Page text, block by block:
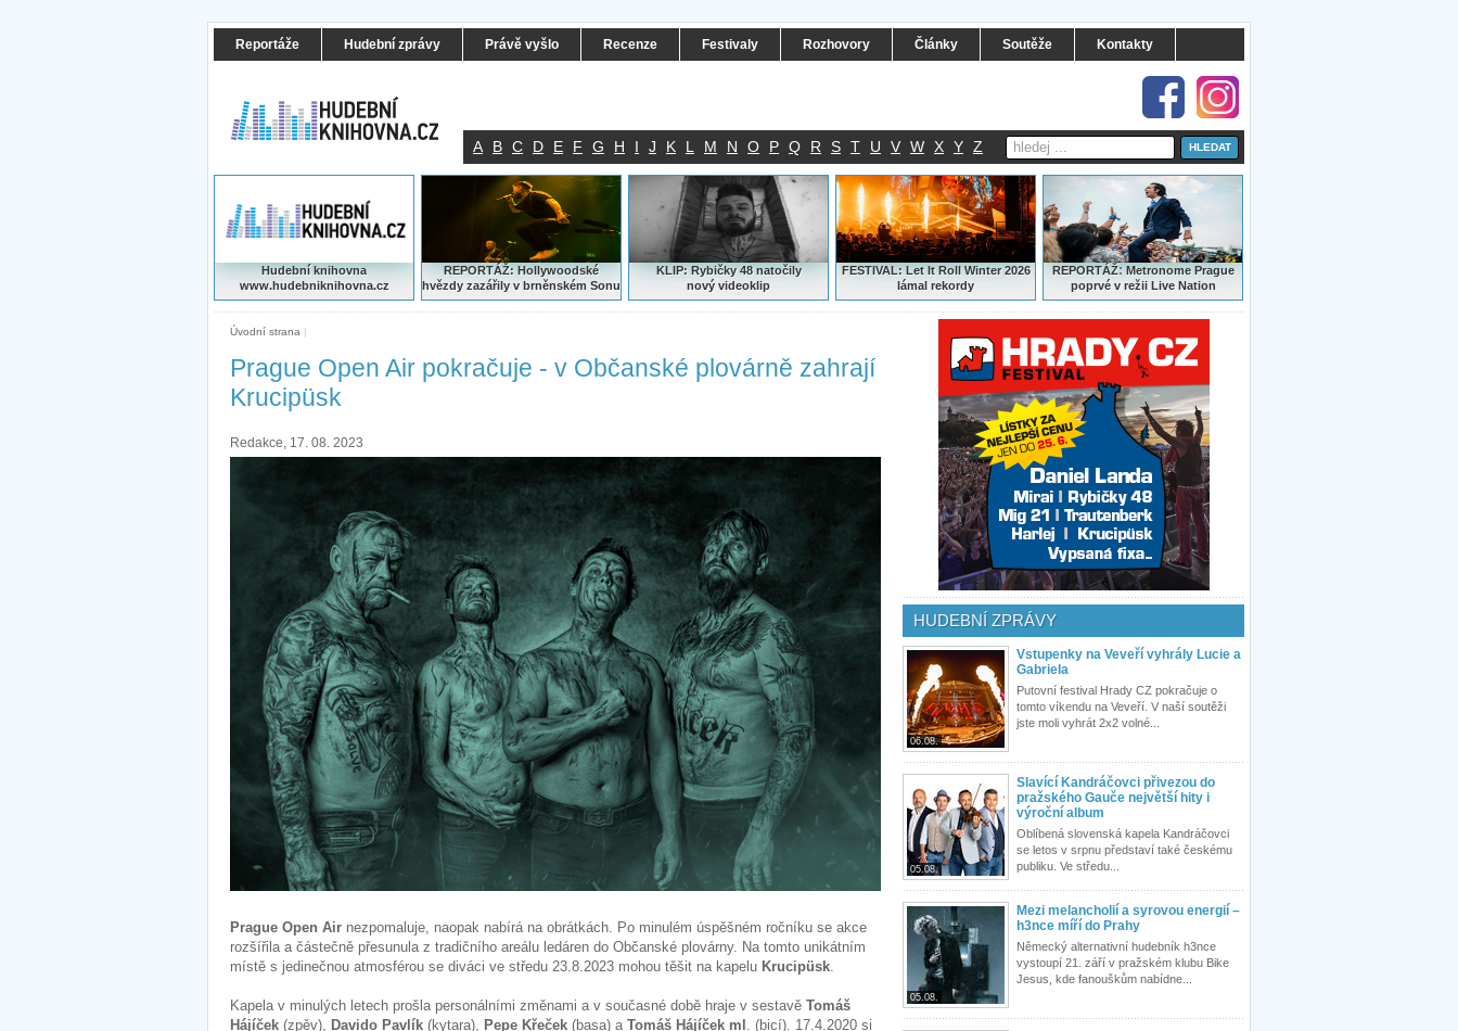
Reportáže Hudební zprávy Právě vyšlo Recenze Festivaly Rozhovory Články Soutěže Kontakty
A B C D E F G H I J K L M N O P Q R S T U V W X Y Z
Hudební knihovna
www.hudebniknihovna.cz
REPORTÁŽ: Hollywoodské
hvězdy zazářily v brněnském Sonu
KLIP: Rybičky 48 natočily
nový videoklip
FESTIVAL: Let It Roll Winter 2026
lámal rekordy
REPORTÁŽ:Metronome Prague
poprvé v režii Live Nation
Úvodní strana |
Prague Open Air pokračuje - v Občanské plovárně zahrají
Krucipüsk
Redakce, 17. 08. 2023
Prague Open Air nezpomaluje, naopak nabírá na obrátkách. Po minulém úspěšném ročníku se akce
rozšířila a částečně přesunula z tradičního areálu ledáren do Občanské plovárny. Na tomto unikátním
místě s jedinečnou atmosférou se diváci ve středu 23.8.2023 mohou těšit na kapelu Krucipüsk.
Kapela v minulých letech prošla personálními změnami a v současné době hraje v sestavě Tomáš
Hájíček (zpěv), Davido Pavlík (kytara), Pepe Křeček (basa) a Tomáš Hájíček ml . (bicí). 17.4.2020 si
HUDEBNÍ ZPRÁVY
06.08.
Vstupenky na Veveří vyhrály Lucie a
Gabriela
Putovní festival Hrady CZ pokračuje o
tomto víkendu na Veveří. V naší soutěži
jste moli vyhrát 2x2 volné...
05.08.
Slavící Kandráčovci přivezou do
pražského Gauče největší hity i
výroční album
Oblíbená slovenská kapela Kandráčovci
se letos v srpnu představí také českému
publiku. Ve středu...
05.08.
Mezi melancholií a syrovou energií –
h3nce míří do Prahy
Německý alternativní hudebník h3nce
vystoupí 21. září v pražském klubu Bike
Jesus, kde fanouškům nabídne...